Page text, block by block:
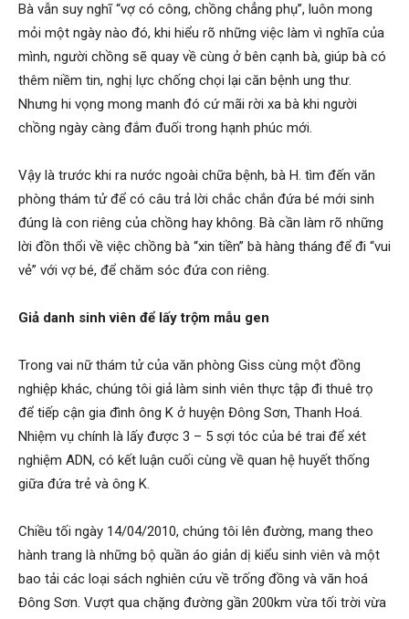
phòng
thám
phòng,
dịch
thám
Bà vẫn suy nghĩ “vợ có công, chồng chẳng phụ”, luôn mong
mỏi một ngày nào đó, khi hiểu rõ những việc làm vì nghĩa của
mình, người chồng sẽ quay về cùng ở bên cạnh bà, giúp bà có
thêm niềm tin, nghị lực chống chọi lại căn bệnh ung thư.
Nhưng hi vọng mong manh đó cứ mãi rời xa bà khi người
chồng ngày càng đắm đuối trong hạnh phúc mới.
Vậy là trước khi ra nước ngoài chữa bệnh, bà H. tìm đến văn
phòng thám tử để có câu trả lời chắc chắn đứa bé mới sinh
đúng là con riêng của chồng hay không. Bà cần làm rõ những
lời đồn thổi về việc chồng bà “xin tiền” bà hàng tháng để đi “vui
vẻ” với vợ bé, để chăm sóc đứa con riêng.
Giả danh sinh viên để lấy trộm mẫu gen
Trong vai nữ thám tử của văn phòng Giss cùng một đồng
nghiệp khác, chúng tôi giả làm sinh viên thực tập đi thuê trọ
để tiếp cận gia đình ông K ở huyện Đông Sơn, Thanh Hoá.
Nhiệm vụ chính là lấy được 3 – 5 sợi tóc của bé trai để xét
nghiệm ADN, có kết luận cuối cùng về quan hệ huyết thống
giữa đứa trẻ và ông K.
Chiều tối ngày 14/04/2010, chúng tôi lên đường, mang theo
hành trang là những bộ quần áo giản dị kiểu sinh viên và một
bao tải các loại sách nghiên cứu về trống đồng và văn hoá
Đông Sơn. Vượt qua chặng đường gần 200km vừa tối trời vừa